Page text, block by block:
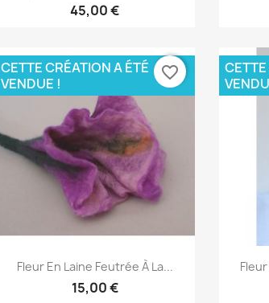
45,00 €
Aperçu rapide
Fleur En Laine Feutrée À La...
15,00 €
CETTE CRÉATION A ÉTÉ
VENDUE !
favorite_border